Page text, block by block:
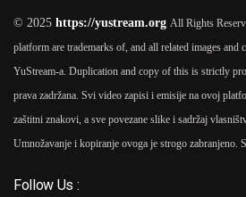
© 2025 https://yustream.org All Rights
platform are trademarks of, and all related images and
YuStream-a. Duplication and copy of this is strictly
prava zadržana. Svi video zapisi i emisije na ovoj
zaštitni znakovi, a sve povezane slike i sadržaj
Umnožavanje i kopiranje ovoga je strogo zabranjeno.
Follow Us :